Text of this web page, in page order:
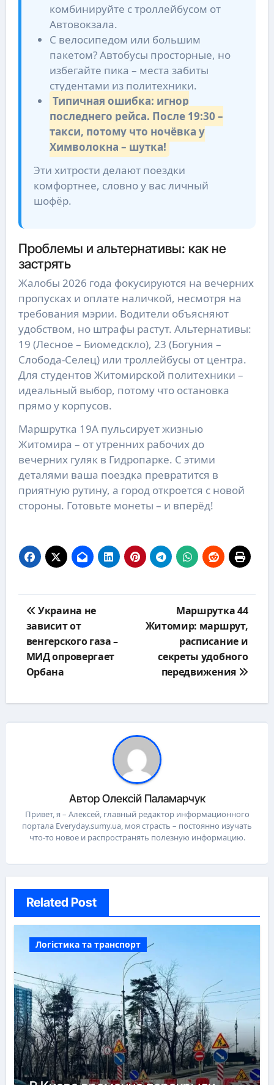
комбинируйте с троллейбусом от
Автовокзала.
С велосипедом или большим
пакетом? Автобусы просторные, но
избегайте пика – места забиты
студентами из политехники.
Типичная ошибка: игнор
последнего рейса. После 19:30 –
такси, потому что ночёвка у
Химволокна – шутка!
Эти хитрости делают поездки
комфортнее, словно у вас личный
шофёр.
Проблемы и альтернативы: как не
застрять
Жалобы 2026 года фокусируются на вечерних
пропусках и оплате наличкой, несмотря на
требования мэрии. Водители объясняют
удобством, но штрафы растут. Альтернативы:
19 (Лесное – Биомедскло), 23 (Богуния –
Слобода-Селец) или троллейбусы от центра.
Для студентов Житомирской политехники –
идеальный выбор, потому что остановка
прямо у корпусов.
Маршрутка 19А пульсирует жизнью
Житомира – от утренних рабочих до
вечерних гуляк в Гидропарке. С этими
деталями ваша поездка превратится в
приятную рутину, а город откроется с новой
стороны. Готовьте монеты – и вперёд!
по
записям
Украина не
зависит от
венгерского газа –
МИД опровергает
Орбана
Маршрутка 44
Житомир: маршрут,
расписание и
секреты удобного
передвижения
АвторОлексій Паламарчук
Привет, я – Алексей, главный редактор информационного
портала Everyday.sumy.ua, моя страсть – постоянно изучать
что-то новое и распространять полезную информацию.
Related Post
Логістика та транспорт